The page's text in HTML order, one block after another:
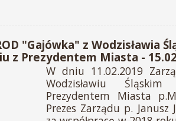
"Gajówka" z Wodzisławia
z Prezydentem Miasta -
W dniu 11.02.2019
Wodzisławiu
Prezydentem Miasta
Prezes Zarządu p. Janusz